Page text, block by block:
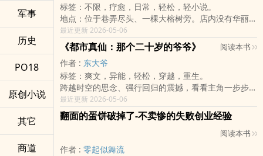
军事
历史
PO18
原创小说
其它
商道
标签：不限，疗愈，日常，轻松，轻小说。
地点：位于巷弄尽头、一棵大榕树旁。店内没有华丽的
装潢，只有满墙的旧书和老式磨豆机。
特色：这家店没有菜单，女主角会根据客人的心情与状
态，冲泡一杯专属的咖啡（或茶）。
氛围：安静到能听见磨豆的声音，让人不自觉地想开口
说心事。
最近更新 2026-05-06
《都市真仙：那个二十岁的爷爷》 阅读本书
作者 : 东大爷
标签：爽文，异能，轻松，穿越，重生。
跨越时空的思念、强行回归的震撼，看看主角一步步帮
助家人，并顺手收服这个世界，顺便收个美人归。
最近更新 2026-05-06
翻面的蛋饼破掉了-不卖惨的失败创业经验
阅读本书
作者 : 零起似舞流